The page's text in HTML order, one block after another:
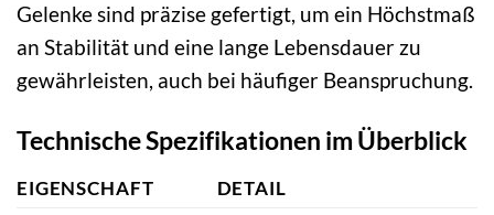
Gelenke sind präzise gefertigt, um ein Höchstmaß
an Stabilität und eine lange Lebensdauer zu
gewährleisten, auch bei häufiger Beanspruchung.
Technische Spezifikationen im Überblick
EIGENSCHAFT
DETAIL